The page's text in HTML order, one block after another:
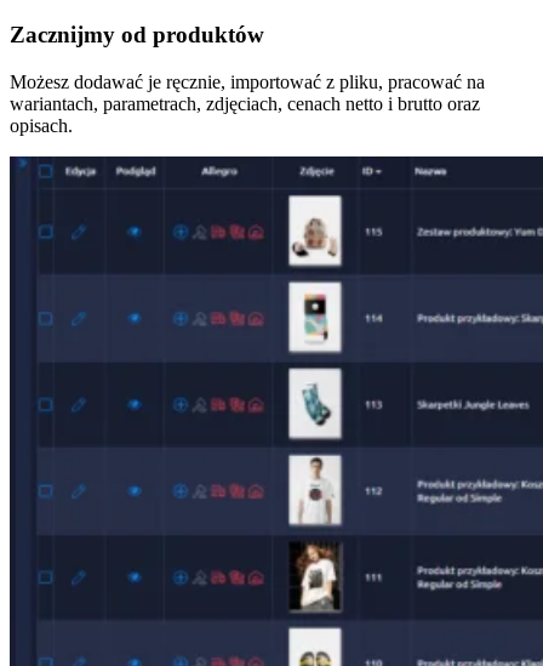
Zacznijmy od produktów
Możesz dodawać je ręcznie, importować z pliku, pracować na
wariantach, parametrach, zdjęciach, cenach netto i brutto oraz
opisach.